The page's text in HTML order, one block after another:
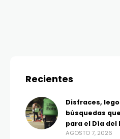
Recientes
Disfraces,
búsquedas
para el Día del
AGOSTO 7, 2026